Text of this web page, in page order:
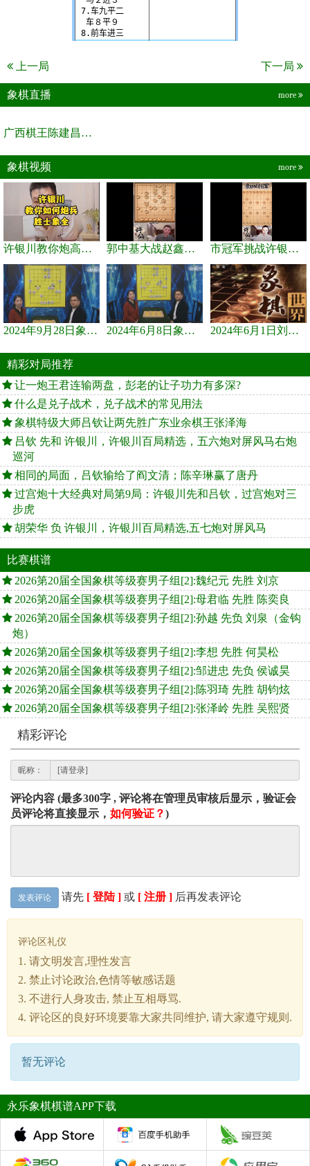
上一局 下一局
象棋直播 more
广西棋王陈建昌直播间
象棋视频 more
许银川教你炮高兵士象全如何赢士象全，简单四步即可 郭中基大战赵鑫鑫，许银川激情讲解 市冠军挑战许银川，急进中兵变化真激烈！
2024年9月28日象棋世界栏目，刘君、蒋川讲解了第九届杨官璘杯象棋... 2024年6月8日象棋世界，刘君、蒋川讲解了第九届杨官璘杯全国象棋... 2024年6月1日刘君、蒋川讲解第三届上海杯象棋大师赛谢靖与李少庚...
精彩对局推荐
让一炮王君连输两盘，彭老的让子功力有多深?
什么是兑子战术，兑子战术的常见用法
象棋特级大师吕钦让两先胜广东业余棋王张泽海
吕钦 先和 许银川，许银川百局精选，五六炮对屏风马右炮
巡河
相同的局面，吕钦输给了阎文清；陈辛琳赢了唐丹
过宫炮十大经典对局第9局：许银川先和吕钦，过宫炮对三
步虎
胡荣华 负 许银川，许银川百局精选,五七炮对屏风马
比赛棋谱
2026第20届全国象棋等级赛男子组[2]:魏纪元 先胜 刘京
2026第20届全国象棋等级赛男子组[2]:母君临 先胜 陈奕良
2026第20届全国象棋等级赛男子组[2]:孙越 先负 刘泉（金钩
炮）
2026第20届全国象棋等级赛男子组[2]:李想 先胜 何昊松
2026第20届全国象棋等级赛男子组[2]:邹进忠 先负 侯诚昊
2026第20届全国象棋等级赛男子组[2]:陈羽琦 先胜 胡钧炫
2026第20届全国象棋等级赛男子组[2]:张泽岭 先胜 吴熙贤
精彩评论
昵称：
评论内容 (最多300字 , 评论将在管理员审核后显示，验证会
员评论将直接显示， 如何验证？)
发表评论 请先 [ 登陆 ] 或 [ 注册 ] 后再发表评论
评论区礼仪
1. 请文明发言,理性发言
2. 禁止讨论政治,色情等敏感话题
3. 不进行人身攻击, 禁止互相辱骂.
4. 评论区的良好环境要靠大家共同维护, 请大家遵守规则.
暂无评论
永乐象棋棋谱APP下载